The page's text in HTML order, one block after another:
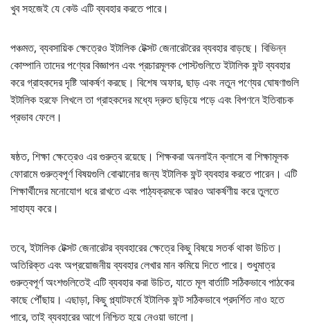
খুব সহজেই যে কেউ এটি ব্যবহার করতে পারে।
পঞ্চমত, ব্যবসায়িক ক্ষেত্রেও ইটালিক টেক্সট জেনারেটরের ব্যবহার বাড়ছে। বিভিন্ন
কোম্পানি তাদের পণ্যের বিজ্ঞাপন এবং প্রচারমূলক পোস্টগুলিতে ইটালিক ফন্ট ব্যবহার
করে গ্রাহকদের দৃষ্টি আকর্ষণ করছে। বিশেষ অফার, ছাড় এবং নতুন পণ্যের ঘোষণাগুলি
ইটালিক হরফে লিখলে তা গ্রাহকদের মধ্যে দ্রুত ছড়িয়ে পড়ে এবং বিপণনে ইতিবাচক
প্রভাব ফেলে।
ষষ্ঠত, শিক্ষা ক্ষেত্রেও এর গুরুত্ব রয়েছে। শিক্ষকরা অনলাইন ক্লাসে বা শিক্ষামূলক
ফোরামে গুরুত্বপূর্ণ বিষয়গুলি বোঝানোর জন্য ইটালিক ফন্ট ব্যবহার করতে পারেন। এটি
শিক্ষার্থীদের মনোযোগ ধরে রাখতে এবং পাঠ্যক্রমকে আরও আকর্ষণীয় করে তুলতে
সাহায্য করে।
তবে, ইটালিক টেক্সট জেনারেটর ব্যবহারের ক্ষেত্রে কিছু বিষয়ে সতর্ক থাকা উচিত।
অতিরিক্ত এবং অপ্রয়োজনীয় ব্যবহার লেখার মান কমিয়ে দিতে পারে। শুধুমাত্র
গুরুত্বপূর্ণ অংশগুলিতেই এটি ব্যবহার করা উচিত, যাতে মূল বার্তাটি সঠিকভাবে পাঠকের
কাছে পৌঁছায়। এছাড়া, কিছু প্ল্যাটফর্মে ইটালিক ফন্ট সঠিকভাবে প্রদর্শিত নাও হতে
পারে, তাই ব্যবহারের আগে নিশ্চিত হয়ে নেওয়া ভালো।